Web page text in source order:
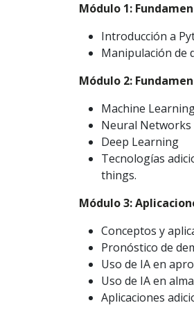
Módulo 1:
Introducción a
Manipulación de
Módulo 2:
Machine
Neural Networks
Deep Learning
Tecnologías
things.
Módulo 3:
Conceptos y
Pronóstico de
Uso de IA en
Uso de IA en
Aplicaciones